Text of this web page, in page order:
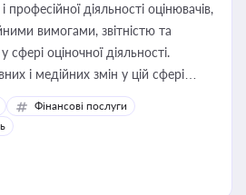
діяльності оцінювачів,
вимогами, звітністю та
оціночної діяльності.
і медійних змін у цій сфері
керівника, юриста або
приватизації, оренди
угод і перевірки
діяльності
Фінансові послуги